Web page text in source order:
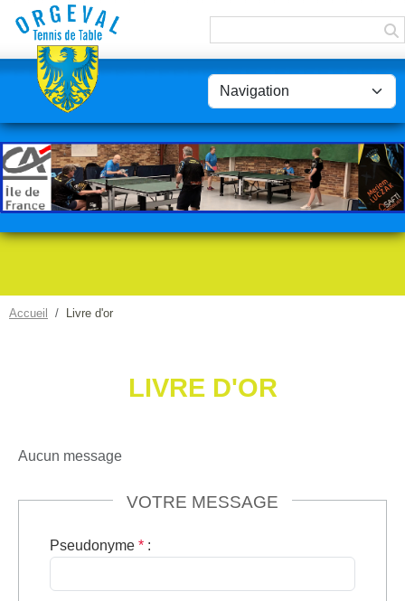
Accueil Livre d'or
LIVRE D'OR
Aucun message
VOTRE MESSAGE
Pseudonyme * :
Panneau de gestion des cookies